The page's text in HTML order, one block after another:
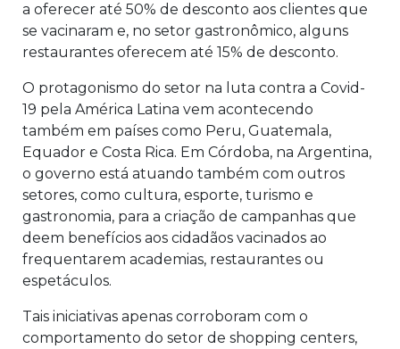
a oferecer até 50% de desconto aos clientes que
se vacinaram e, no setor gastronômico, alguns
restaurantes oferecem até 15% de desconto.
O protagonismo do setor na luta contra a Covid-
19 pela América Latina vem acontecendo
também em países como Peru, Guatemala,
Equador e Costa Rica. Em Córdoba, na Argentina,
o governo está atuando também com outros
setores, como cultura, esporte, turismo e
gastronomia, para a criação de campanhas que
deem benefícios aos cidadãos vacinados ao
frequentarem academias, restaurantes ou
espetáculos.
Tais iniciativas apenas corroboram com o
comportamento do setor de shopping centers,